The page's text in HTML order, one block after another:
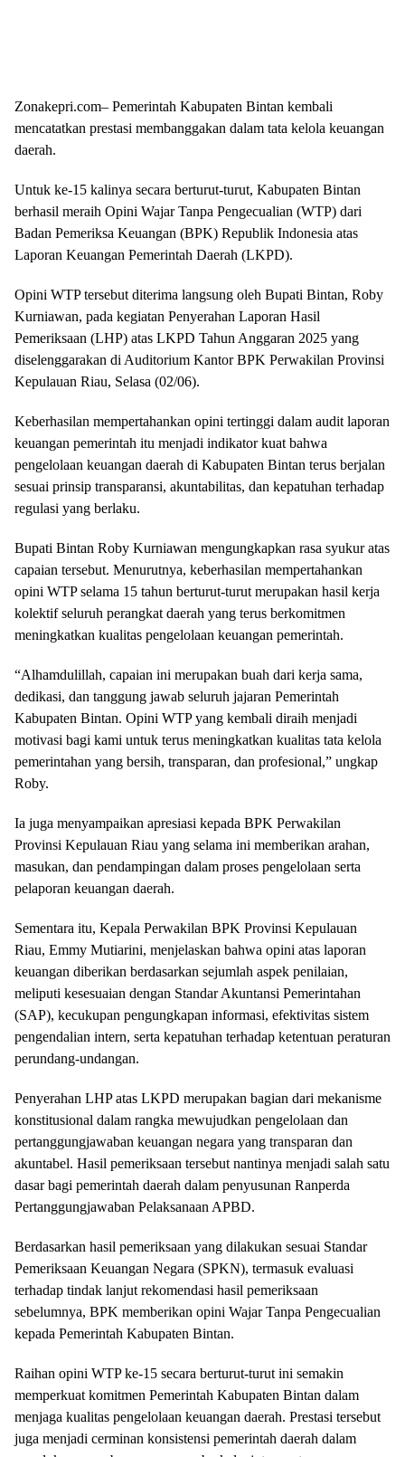
Zonakepri.com– Pemerintah Kabupaten Bintan kembali
mencatatkan prestasi membanggakan dalam tata kelola keuangan
daerah.
Untuk ke-15 kalinya secara berturut-turut, Kabupaten Bintan
berhasil meraih Opini Wajar Tanpa Pengecualian (WTP) dari
Badan Pemeriksa Keuangan (BPK) Republik Indonesia atas
Laporan Keuangan Pemerintah Daerah (LKPD).
Opini WTP tersebut diterima langsung oleh Bupati Bintan, Roby
Kurniawan, pada kegiatan Penyerahan Laporan Hasil
Pemeriksaan (LHP) atas LKPD Tahun Anggaran 2025 yang
diselenggarakan di Auditorium Kantor BPK Perwakilan Provinsi
Kepulauan Riau, Selasa (02/06).
Keberhasilan mempertahankan opini tertinggi dalam audit laporan
keuangan pemerintah itu menjadi indikator kuat bahwa
pengelolaan keuangan daerah di Kabupaten Bintan terus berjalan
sesuai prinsip transparansi, akuntabilitas, dan kepatuhan terhadap
regulasi yang berlaku.
Bupati Bintan Roby Kurniawan mengungkapkan rasa syukur atas
capaian tersebut. Menurutnya, keberhasilan mempertahankan
opini WTP selama 15 tahun berturut-turut merupakan hasil kerja
kolektif seluruh perangkat daerah yang terus berkomitmen
meningkatkan kualitas pengelolaan keuangan pemerintah.
“Alhamdulillah, capaian ini merupakan buah dari kerja sama,
dedikasi, dan tanggung jawab seluruh jajaran Pemerintah
Kabupaten Bintan. Opini WTP yang kembali diraih menjadi
motivasi bagi kami untuk terus meningkatkan kualitas tata kelola
pemerintahan yang bersih, transparan, dan profesional,” ungkap
Roby.
Ia juga menyampaikan apresiasi kepada BPK Perwakilan
Provinsi Kepulauan Riau yang selama ini memberikan arahan,
masukan, dan pendampingan dalam proses pengelolaan serta
pelaporan keuangan daerah.
Sementara itu, Kepala Perwakilan BPK Provinsi Kepulauan
Riau, Emmy Mutiarini, menjelaskan bahwa opini atas laporan
keuangan diberikan berdasarkan sejumlah aspek penilaian,
meliputi kesesuaian dengan Standar Akuntansi Pemerintahan
(SAP), kecukupan pengungkapan informasi, efektivitas sistem
pengendalian intern, serta kepatuhan terhadap ketentuan peraturan
perundang-undangan.
Penyerahan LHP atas LKPD merupakan bagian dari mekanisme
konstitusional dalam rangka mewujudkan pengelolaan dan
pertanggungjawaban keuangan negara yang transparan dan
akuntabel. Hasil pemeriksaan tersebut nantinya menjadi salah satu
dasar bagi pemerintah daerah dalam penyusunan Ranperda
Pertanggungjawaban Pelaksanaan APBD.
Berdasarkan hasil pemeriksaan yang dilakukan sesuai Standar
Pemeriksaan Keuangan Negara (SPKN), termasuk evaluasi
terhadap tindak lanjut rekomendasi hasil pemeriksaan
sebelumnya, BPK memberikan opini Wajar Tanpa Pengecualian
kepada Pemerintah Kabupaten Bintan.
Raihan opini WTP ke-15 secara berturut-turut ini semakin
memperkuat komitmen Pemerintah Kabupaten Bintan dalam
menjaga kualitas pengelolaan keuangan daerah. Prestasi tersebut
juga menjadi cerminan konsistensi pemerintah daerah dalam